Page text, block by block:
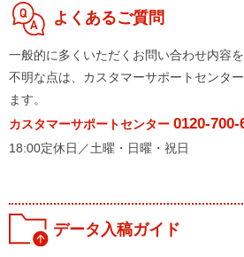
よくあるご質問
一般的に多くいただくお問い合わせ内容
不明な点は、カスタマーサポートセンタ
ます。
カスタマーサポートセンター 0120-700-
18:00定休日／土曜・日曜・祝日
データ入稿ガイド